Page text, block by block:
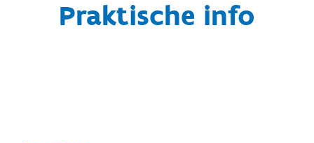
Praktische info